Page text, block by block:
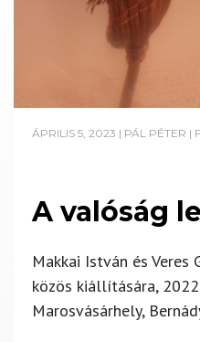
ÁPRILIS 5, 2023 | PÁL PÉTER |
A valóság
Makkai István és Veres
közös kiállítására,
Marosvásárhely,